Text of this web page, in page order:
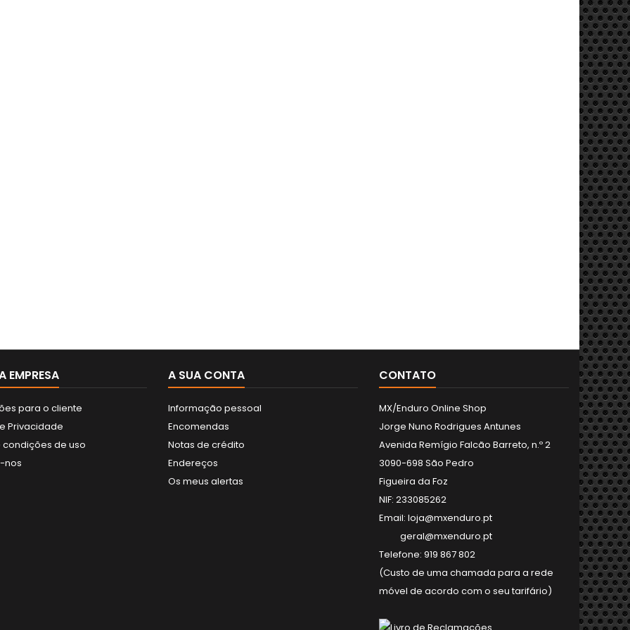
EMPRESA
para o cliente
Privacidade
condições de uso
nos
A SUA CONTA
Informação pessoal
Encomendas
Notas de crédito
Endereços
Os meus alertas
CONTATO
MX/Enduro Online Shop
Jorge Nuno Rodrigues Antunes
Avenida Remígio Falcão Barreto, n.º 2
3090-698 São Pedro
Figueira da Foz
NIF: 233085262
Email: loja@mxenduro.pt
geral@mxenduro.pt
Telefone: 919 867 802
(Custo de uma chamada para a rede
móvel de acordo com o seu tarifário)